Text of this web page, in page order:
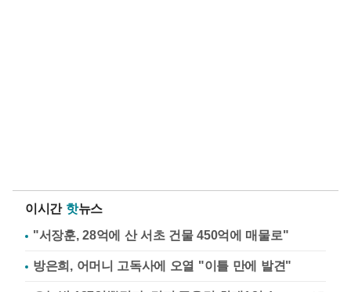
이시간 핫뉴스
"서장훈, 28억에 산 서초 건물 450억에 매물로"
방은희, 어머니 고독사에 오열 "이틀 만에 발견"